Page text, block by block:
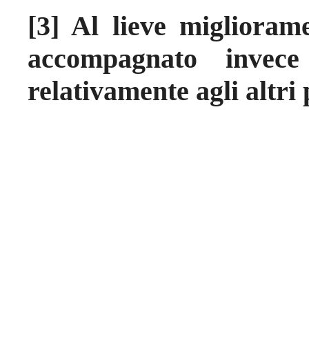
[3] Al lieve
accompagnato
relativamente agli altri